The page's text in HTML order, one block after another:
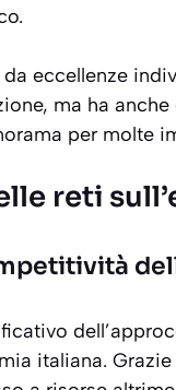
eccellenze
ma ha
per molte
reti
italiana. Grazie